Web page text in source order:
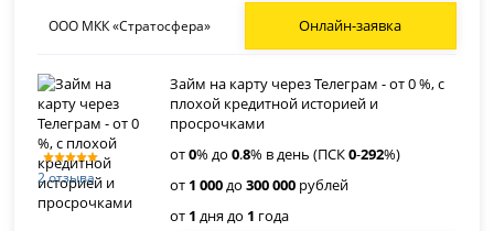
ООО МКК «Стратосфера» Онлайн-заявка
2 отзыва
Займ на карту через Телеграм - от 0 %, с
плохой кредитной историей и
просрочками
от0% до0.8% в день (ПСК0-292%)
от 1 000до300 000 рублей
от 1 дня до 1 года